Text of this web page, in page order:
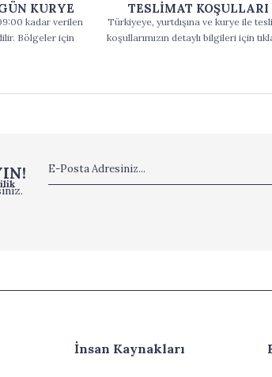
KURYE
kadar verilen
Bölgeler için
TESLİMAT KOŞULLARI
Türkiyeye, yurtdışına ve kurye ile
koşullarımızın detaylı bilgileri için
İnsan Kaynakları